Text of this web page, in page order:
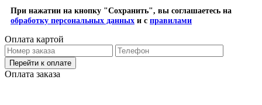
При нажатии на кнопку "Сохранить", вы соглашаетесь на
обработку персональных данных и с правилами
Оплата картой
Перейти к оплате
Оплата заказа